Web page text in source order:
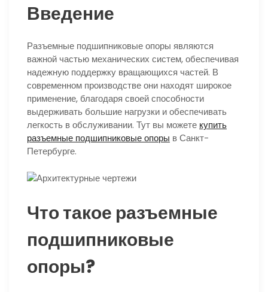
Введение
Разъемные подшипниковые опоры являются
важной частью механических систем, обеспечивая
надежную поддержку вращающихся частей. В
современном производстве они находят широкое
применение, благодаря своей способности
выдерживать большие нагрузки и обеспечивать
легкость в обслуживании. Тут вы можете купить
разъемные подшипниковые опоры в Санкт-
Петербурге.
Что такое разъемные
подшипниковые
опоры?